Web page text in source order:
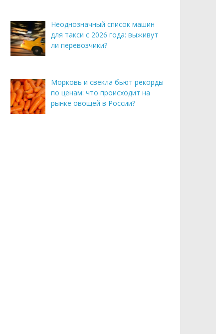
Неоднозначный список машин
для такси с 2026 года: выживут
ли перевозчики?
Морковь и свекла бьют рекорды
по ценам: что происходит на
рынке овощей в России?